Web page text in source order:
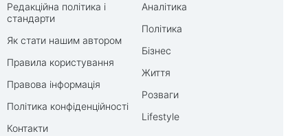
Редакційна політика і
стандарти
Як стати нашим автором
Правила користування
Правова інформація
Політика конфіденційності
Контакти
Аналітика
Політика
Бізнес
Життя
Розваги
Lifestyle